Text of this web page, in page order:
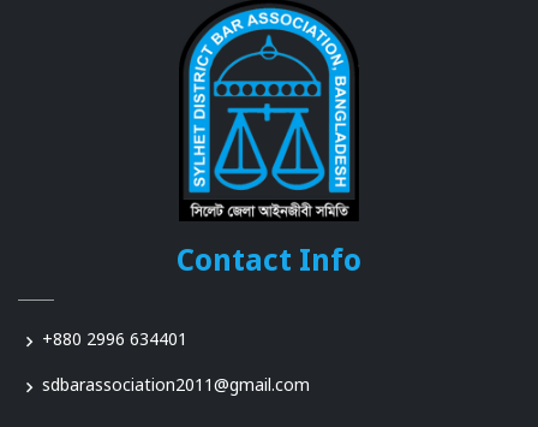
Contact Info
+880 2996 634401
sdbarassociation2011@gmail.com